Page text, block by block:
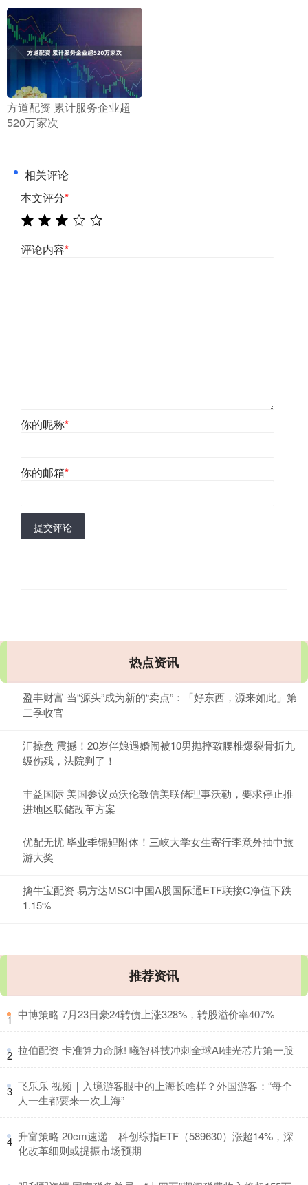
​方道配资 累计服务企业超
520万家次
相关评论
本文评分*
评论内容*
你的昵称*
你的邮箱*
提交评论
热点资讯
盈丰财富 当“源头”成为新的“卖点”：「好东西，源来如此」第
二季收官
汇操盘 震撼！20岁伴娘遇婚闹被10男抛摔致腰椎爆裂骨折九
级伤残，法院判了！
丰益国际 美国参议员沃伦致信美联储理事沃勒，要求停止推
进地区联储改革方案
优配无忧 毕业季锦鲤附体！三峡大学女生寄行李意外抽中旅
游大奖
擒牛宝配资 易方达MSCI中国A股国际通ETF联接C净值下跌
1.15%
推荐资讯
1 ​中博策略 7月23日豪24转债上涨328%，转股溢价率407%
2 ​拉伯配资 卡准算力命脉! 曦智科技冲刺全球AI硅光芯片第一股
3 ​飞乐乐 视频｜入境游客眼中的上海长啥样？外国游客：“每个
人一生都要来一次上海”
4 ​升富策略 20cm速递｜科创综指ETF（589630）涨超14%，深
化改革细则或提振市场预期